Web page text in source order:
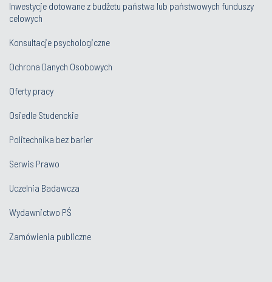
Inwestycje dotowane z budżetu państwa lub państwowych funduszy
celowych
Konsultacje psychologiczne
Ochrona Danych Osobowych
Oferty pracy
Osiedle Studenckie
Politechnika bez barier
Serwis Prawo
Uczelnia Badawcza
Wydawnictwo PŚ
Zamówienia publiczne